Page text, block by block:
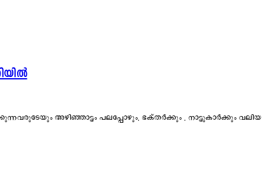
അഴിഞ്ഞാട്ടം പലപ്പോഴും, ഭക്തർക്കും , നാട്ടുകാർക്കും വലിയ